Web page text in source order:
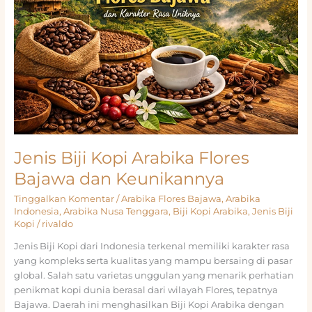
Jenis Biji Kopi Arabika Flores
Bajawa dan Keunikannya
Tinggalkan Komentar /Arabika Flores Bajawa, Arabika
Indonesia, Arabika Nusa Tenggara, Biji Kopi Arabika, Jenis Biji
Kopi / rivaldo
Jenis Biji Kopi dari Indonesia terkenal memiliki karakter rasa
yang kompleks serta kualitas yang mampu bersaing di pasar
global. Salah satu varietas unggulan yang menarik perhatian
penikmat kopi dunia berasal dari wilayah Flores, tepatnya
Bajawa. Daerah ini menghasilkan Biji Kopi Arabika dengan